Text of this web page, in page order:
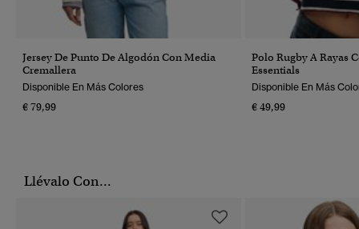
Jersey De Punto De Algodón Con Media
Cremallera
Disponible En Más Colores
€ 79,99
Polo Rugby A Rayas
Essentials
Disponible En Más
€ 49,99
Llévalo Con...